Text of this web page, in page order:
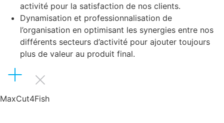
activité pour la satisfaction de nos clients.
Dynamisation et professionnalisation de
l’organisation en optimisant les synergies entre nos
différents secteurs d’activité pour ajouter toujours
plus de valeur au produit final.
MaxCut4Fish